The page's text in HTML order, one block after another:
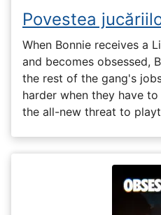
Povestea
When Bonnie receives a
and becomes obsessed,
the rest of the gang's
harder when they have
the all-new threat to